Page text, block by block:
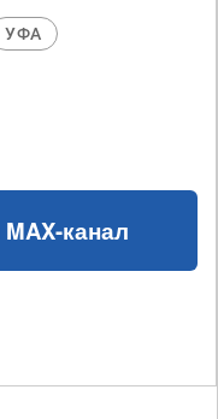
УФА
MAX-канал